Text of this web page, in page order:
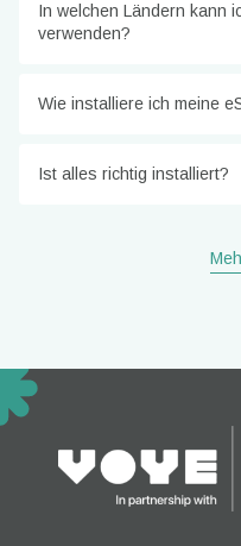
In welchen Ländern kann
verwenden?
Wie installiere ich meine
Ist alles richtig installiert?